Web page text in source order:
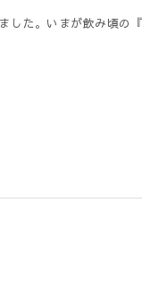
した。いまが飲み頃の